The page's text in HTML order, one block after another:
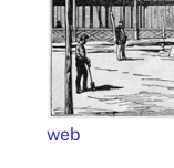
web